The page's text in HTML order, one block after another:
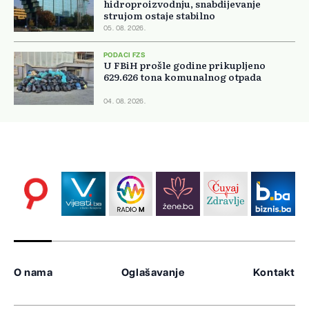
hidroproizvodnju, snabdijevanje
strujom ostaje stabilno
05. 08. 2026.
PODACI FZS
U FBiH prošle godine prikupljeno
629.626 tona komunalnog otpada
04. 08. 2026.
O nama Oglašavanje Kontakt